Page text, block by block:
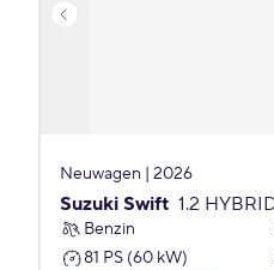
Neuwagen | 2026
Suzuki Swift 1.2
Benzin
81 PS (60 kW)